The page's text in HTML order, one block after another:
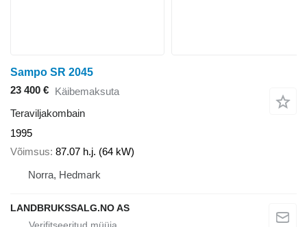
Sampo SR 2045
23 400 € Käibemaksuta
Teraviljakombain
1995
Võimsus 87.07 h.j. (64 kW)
Norra, Hedmark
LANDBRUKSSALG.NO AS